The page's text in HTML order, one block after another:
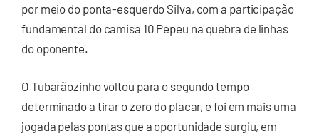
por meio do ponta-esquerdo Silva, com a participação
fundamental do camisa 10 Pepeu na quebra de linhas
do oponente.
O Tubarãozinho voltou para o segundo tempo
determinado a tirar o zero do placar, e foi em mais uma
jogada pelas pontas que a oportunidade surgiu, em